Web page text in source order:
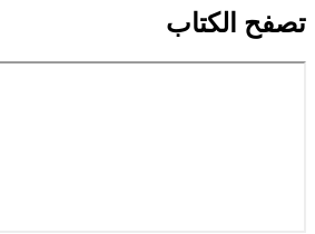
تصفح الكتاب